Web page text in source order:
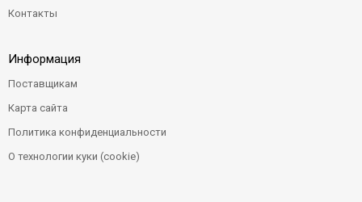
Контакты
Информация
Поставщикам
Карта сайта
Политика конфиденциальности
О технологии куки (cookie)